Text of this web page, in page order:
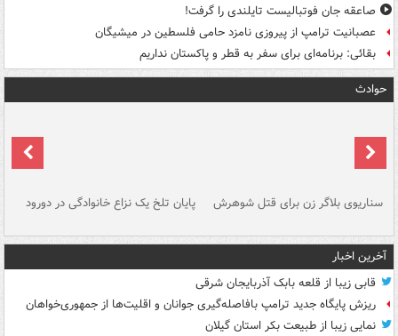
صاعقه جان فوتبالیست تایلندی را گرفت!
عصبانیت ترامپ از پیروزی نامزد حامی فلسطین در میشیگان
بقائی: برنامه‌ای برای سفر به قطر و پاکستان نداریم
حوادث
سناریوی بلاگر زن برای قتل شوهرش پایان تلخ یک نزاع خانوادگی در دورود
آخرین اخبار
قابی زیبا از قلعه بابک آذربایجان شرقی
ریزش پایگاه جدید ترامپ بافاصله‌گیری جوانان و اقلیت‌ها از جمهوری‌خواهان
نمایی زیبا از طبیعت بکر استان گیلان